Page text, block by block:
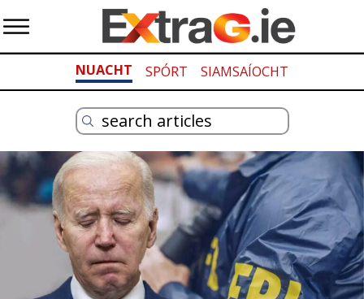
NUACHT SPÓRT SIAMSAÍOCHT